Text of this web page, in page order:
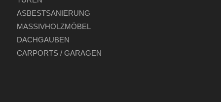
ASBESTSANIERUNG
MASSIVHOLZMÖBEL
DACHGAUBEN
CARPORTS / GARAGEN